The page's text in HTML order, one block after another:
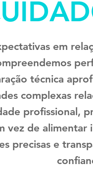
em
técnica
complexas
profissional,
vez de
precisas e